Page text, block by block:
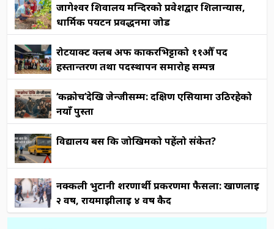
जागेश्वर शिवालय मन्दिरको प्रवेशद्वार शिलान्यास,
धार्मिक पर्यटन प्रवर्द्धनमा जोड
रोटर्याक्ट क्लब अफ काकरभिट्टाको ११औँ पद
हस्तान्तरण तथा पदस्थापन समारोह सम्पन्न
‘कक्रोच’देखि जेन्जीसम्म: दक्षिण एसियामा उठिरहेको
नयाँ पुस्ता
विद्यालय बस कि जोखिमको पहेंलो संकेत?
नक्कली भुटानी शरणार्थी प्रकरणमा फैसला: खाणलाई
२ वर्ष, रायमाझीलाई ४ वर्ष कैद